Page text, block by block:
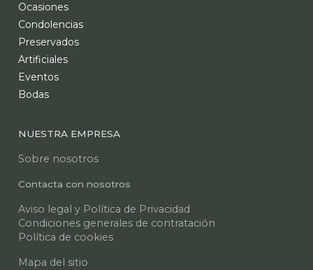
Ocasiones
Condolencias
Preservados
Artificiales
Eventos
Bodas
NUESTRA EMPRESA
Sobre nosotros
Contacta con nosotros
Aviso legal y Política de Privacidad
Condiciones generales de contratación
Política de cookies
Mapa del sitio